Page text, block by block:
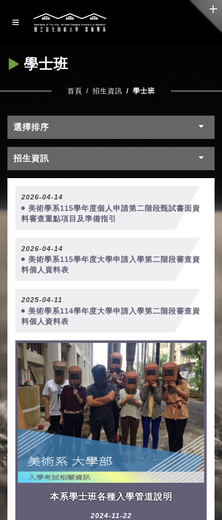
學士班
首頁 招生資訊 學士班
選擇排序
招生資訊
2026-04-14
美術學系115學年度個人申請第二階段甄試書面資
料審查重點項目及準備指引
2026-04-14
美術學系115學年度大學申請入學第二階段審查資
料個人資料表
2025-04-11
美術學系114學年度大學申請入學第二階段審查資
料個人資料表
本系學士班各種入學管道說明
2024-11-22